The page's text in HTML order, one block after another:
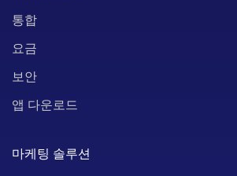
통합
요금
보안
앱 다운로드
마케팅 솔루션